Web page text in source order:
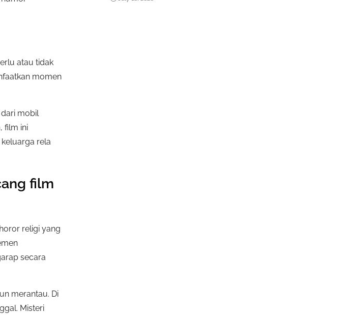
atau tidak
momen
mobil
film ini
rela
film
religi yang
secara
merantau. Di
Misteri